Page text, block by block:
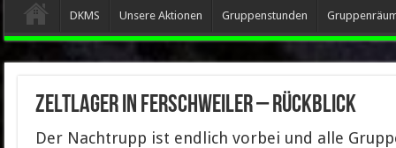
DKMS Unsere Aktionen Gruppenstunden
Zeltlager in Ferschweiler – Rückblick
Der Nachtrupp ist endlich vorbei und alle